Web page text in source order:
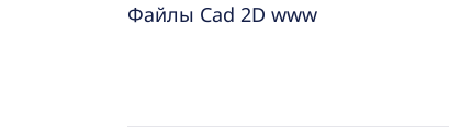
Файлы Cad 2D www